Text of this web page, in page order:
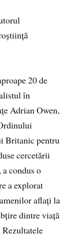
20 de
în
Adrian Owen,
Britanic pentru
cercetării
condus o
a explorat
aflați la
dintre viață
Rezultatele